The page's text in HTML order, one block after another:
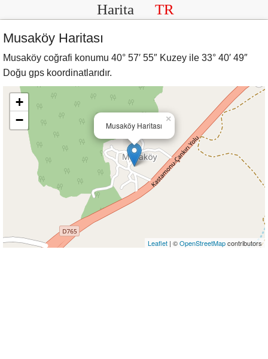
Harita TR
Musaköy Haritası
Musaköy coğrafi konumu 40° 57′ 55″ Kuzey ile 33° 40′ 49″
Doğu gps koordinatlarıdır.
Musaköy Haritası
×
+
−
Leaflet | ©OpenStreetMapcontributors